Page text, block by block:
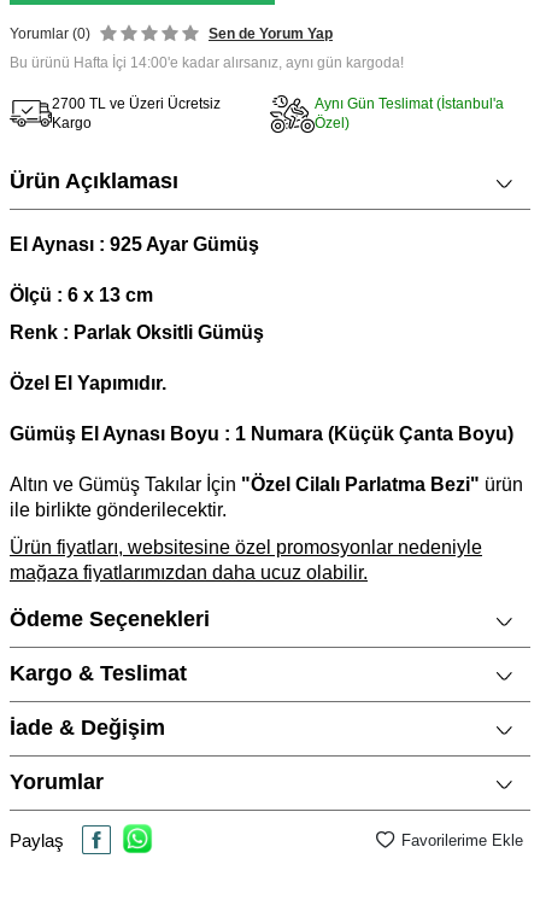
Yorumlar (0)
Sen de Yorum Yap
Bu ürünü Hafta İçi 14:00'e kadar alırsanız, aynı gün kargoda!
2700 TL ve Üzeri Ücretsiz
Kargo
Aynı Gün Teslimat (İstanbul'a
Özel)
Ürün Açıklaması
El Aynası : 925 Ayar Gümüş
Ölçü : 6 x 13 cm
Renk : Parlak Oksitli Gümüş
Özel El Yapımıdır.
Gümüş El Aynası Boyu : 1 Numara (Küçük Çanta Boyu)
Altın ve Gümüş Takılar İçin "Özel Cilalı Parlatma Bezi" ürün
ile birlikte gönderilecektir.
Ürün fiyatları, websitesine özel promosyonlar nedeniyle
mağaza fiyatlarımızdan daha ucuz olabilir.
Ürün Açıklaması
Metal Cinsi
Kategori
Modeli Çiçekler, Nazar Boncuğu , Göz
Materyal Rengi
Ödeme Seçenekleri
Kargo & Teslimat
İade & Değişim
Yorumlar
Paylaş Favorilerime Ekle